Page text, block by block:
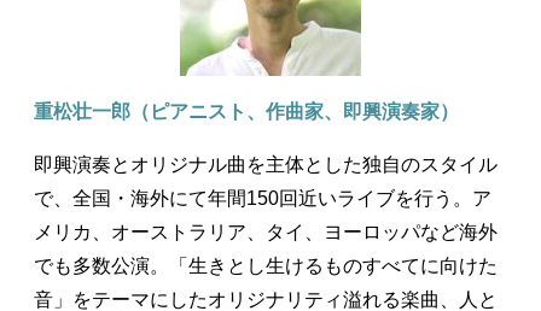
重松壮一郎（ピアニスト、作曲家、即興演奏家）
即興演奏とオリジナル曲を主体とした独自のスタイル
で、全国・海外にて年間150回近いライブを行う。ア
メリカ、オーストラリア、タイ、ヨーロッパなど海外
でも多数公演。「生きとし生けるものすべてに向けた
音」をテーマにしたオリジナリティ溢れる楽曲、人と